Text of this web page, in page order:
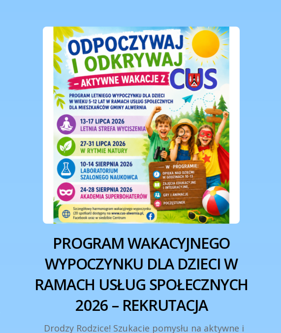
PROGRAM WAKACYJNEGO
WYPOCZYNKU DLA DZIECI W
RAMACH USŁUG SPOŁECZNYCH
2026 – REKRUTACJA
Drodzy Rodzice! Szukacie pomysłu na aktywne i